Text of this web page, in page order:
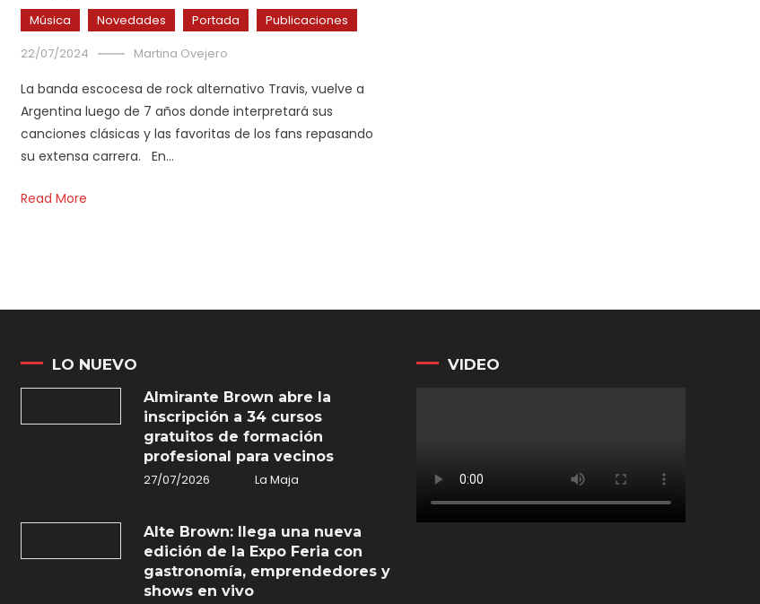
Música Novedades Portada
Publicaciones
22/07/2024
Martina Ovejero
La banda escocesa de rock alternativo Travis, vuelve a
Argentina luego de 7 años donde interpretará sus
canciones clásicas y las favoritas de los fans repasando
su extensa carrera. En…
Read More
LO NUEVO
Almirante Brown abre la
inscripción a 34 cursos
gratuitos de formación
profesional para vecinos
27/07/2026
La Maja
Alte Brown: llega una nueva
edición de la Expo Feria con
gastronomía, emprendedores y
shows en vivo
VIDEO